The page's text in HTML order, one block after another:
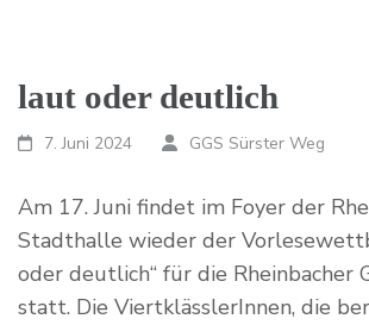
laut oder deutlich
7. Juni 2024 GGS Sürster Weg
Am 17. Juni findet im Foyer der
Stadthalle wieder der
oder deutlich“ für die Rheinbacher
statt. Die ViertklässlerInnen, die